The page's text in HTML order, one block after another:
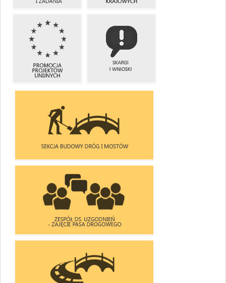
ZREALIZOWANE
INWESTYCJE
I ZADANIA
PROMOCJA
PROJEKTÓW
KRAJOWYCH
PROMOCJA
PROJEKTÓW
UNIJNYCH
I WNIOSKI
SEKCJA BUDOWY DRÓG I MOSTÓW
ZESPÓŁ DS. UZGODNIEŃ
- ZAJĘCIA PASA DROGOWEGO